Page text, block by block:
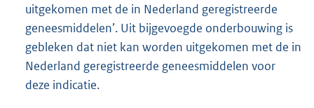
uitgekomen met de in Nederland geregistreerde
geneesmiddelen’. Uit bijgevoegde onderbouwing is
gebleken dat niet kan worden uitgekomen met de in
Nederland geregistreerde geneesmiddelen voor
deze indicatie.